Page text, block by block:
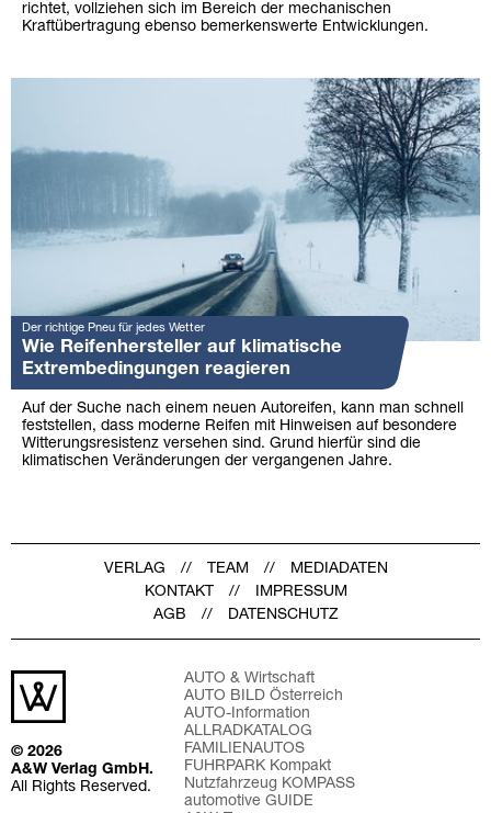
richtet, vollziehen sich im Bereich der mechanischen
Kraftübertragung ebenso bemerkenswerte Entwicklungen.
Der richtige Pneu für jedes Wetter
Wie Reifenhersteller auf klimatische
Extrembedingungen reagieren
Auf der Suche nach einem neuen Autoreifen, kann man schnell
feststellen, dass moderne Reifen mit Hinweisen auf besondere
Witterungsresistenz versehen sind. Grund hierfür sind die
klimatischen Veränderungen der vergangenen Jahre.
VERLAG TEAM
MEDIADATEN
KONTAKT
IMPRESSUM
AGB
DATENSCHUTZ
© 2026
A&W Verlag GmbH.
All Rights Reserved.
AUTO & Wirtschaft
AUTO BILD Österreich
AUTO-Information
ALLRADKATALOG
FAMILIENAUTOS
FUHRPARK Kompakt
Nutzfahrzeug KOMPASS
automotive GUIDE